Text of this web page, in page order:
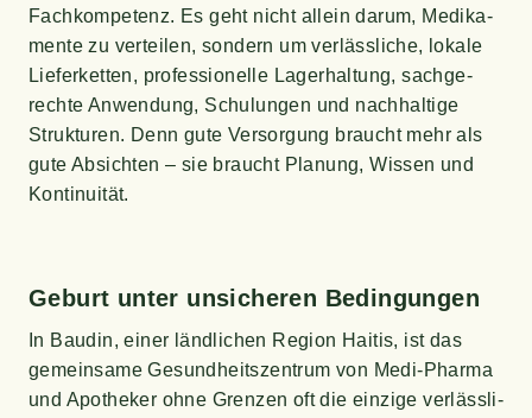
Fach­kom­pe­tenz. Es geht nicht allein dar­um, Medi­ka­
men­te zu ver­tei­len, son­dern um ver­läss­li­che, loka­le
Lie­fer­ket­ten, pro­fes­sio­nel­le Lager­hal­tung, sach­ge­
rech­te Anwen­dung, Schu­lun­gen und nach­hal­ti­ge
Struk­tu­ren. Denn gute Ver­sor­gung braucht mehr als
gute Absich­ten – sie braucht Pla­nung, Wis­sen und
Kontinuität.
Geburt unter unsi­che­ren Bedingungen
In Bau­din, einer länd­li­chen Regi­on Hai­tis, ist das
gemein­sa­me Gesund­heits­zen­trum von Medi-Phar­ma
und Apo­the­ker ohne Gren­zen oft die ein­zi­ge ver­läss­li­